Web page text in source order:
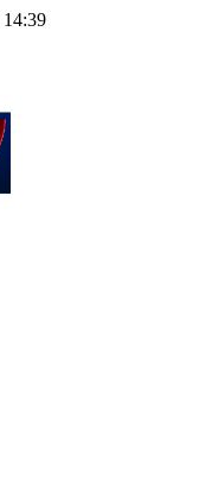
14:39